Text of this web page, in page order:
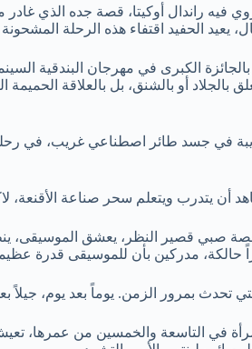
يعيد الحفيد اقتفاء هذه الرحلة
أو بالشنق، بل بالعلاقة الحميمة
في جسد طائر اصطناعي غريب، في
أن يتدرب ويتعلم سحر صناعة الأقنعة،
فيديريكو كارليني قصة صبي قصير النظر،
حالكة، مدركين بأن للموسيقى قدرة
تحدث بمرور الزمن. يوماً بعد يوم،
في التاسعة والخمسين من